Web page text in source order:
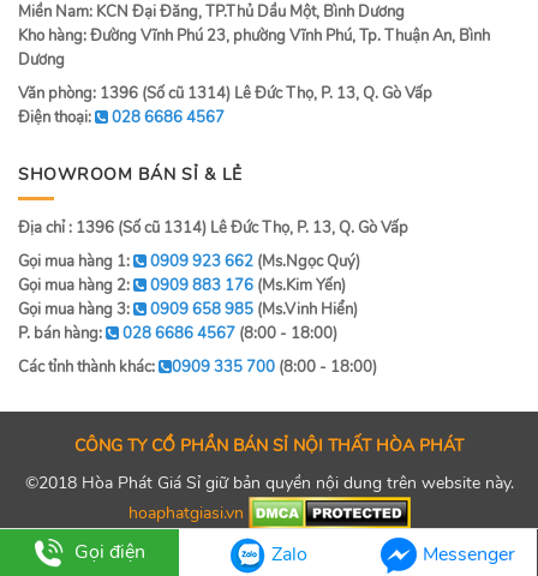
Miền Nam: KCN Đại Đăng, TP.Thủ Dầu Một, Bình Dương
Kho hàng: Đường Vĩnh Phú 23, phường Vĩnh Phú, Tp. Thuận An, Bình
Dương
Văn phòng: 1396 (Số cũ 1314) Lê Đức Thọ, P. 13, Q. Gò Vấp
Điện thoại:
028 6686 4567
SHOWROOM BÁN SỈ & LẺ
Địa chỉ : 1396 (Số cũ 1314) Lê Đức Thọ, P. 13, Q. Gò Vấp
Gọi mua hàng 1:
0909 923 662 (Ms.Ngọc Quý)
Gọi mua hàng 2:
0909 883 176 (Ms.Kim Yến)
Gọi mua hàng 3:
0909 658 985 (Ms.Vinh Hiển)
P. bán hàng:
028 6686 4567 (8:00 - 18:00)
Các tỉnh thành khác:
0909 335 700 (8:00 - 18:00)
CÔNG TY CỔ PHẦN BÁN SỈ NỘI THẤT HÒA PHÁT
©2018 Hòa Phát Giá Sỉ giữ bản quyền nội dung trên website này.
hoaphatgiasi.vn
Gọi điện Zalo Messenger